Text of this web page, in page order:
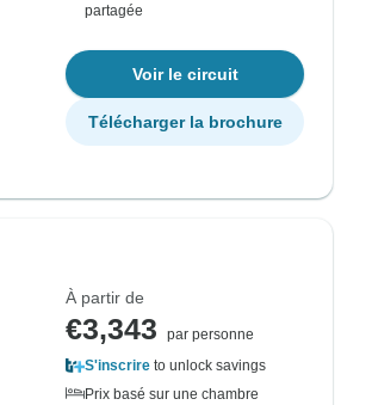
partagée
Voir le circuit
Télécharger la brochure
À partir de
€3,343
par personne
S'inscrire to unlock savings
Prix basé sur une chambre